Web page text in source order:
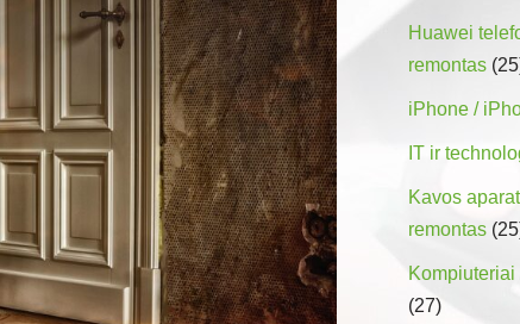
Huawei
remontas
iPhone /
IT ir
Kavos
remontas
(27)